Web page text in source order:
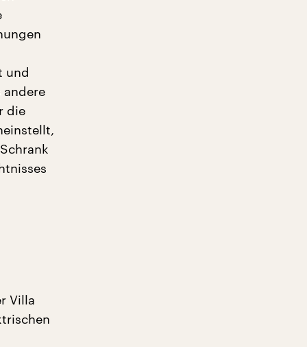
und
andere
die
Villa